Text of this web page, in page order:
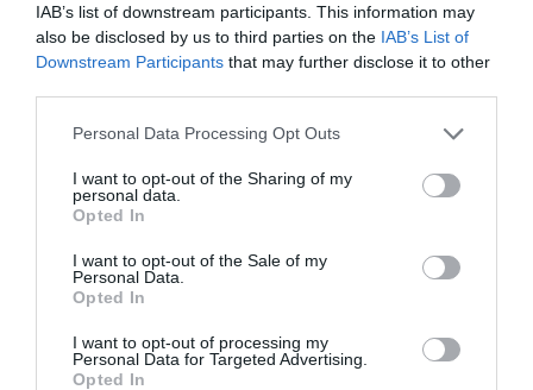
IAB’s list of downstream participants. This information may
also be disclosed by us to third parties on the IAB’s List of
Downstream Participants that may further disclose it to other
Personal Data Processing Opt Outs
I want to opt-out of the Sharing of my
personal data.
Opted In
I want to opt-out of the Sale of my
Personal Data.
Opted In
I want to opt-out of processing my
Personal Data for Targeted Advertising.
Opted In
Εισπράξεις πάνω
από 1 δισ. δολάρια
Brand New Day”
κάνει πρεμιέρα τον
Σεπτέμβριο